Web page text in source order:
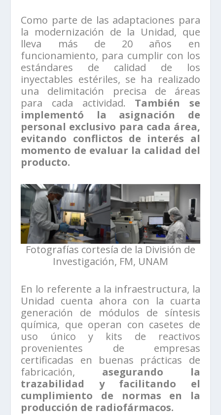
Como parte de las adaptaciones para
la modernización de la Unidad, que
lleva más de 20 años en
funcionamiento, para cumplir con los
estándares de calidad de los
inyectables estériles, se ha realizado
una delimitación precisa de áreas
para cada actividad. También se
implementó la asignación de
personal exclusivo para cada área,
evitando conflictos de interés al
momento de evaluar la calidad del
producto.
Fotografías cortesía de la División de
Investigación, FM, UNAM
En lo referente a la infraestructura, la
Unidad cuenta ahora con la cuarta
generación de módulos de síntesis
química, que operan con casetes de
uso único y kits de reactivos
provenientes de empresas
certificadas en buenas prácticas de
fabricación, asegurando la
trazabilidad y facilitando el
cumplimiento de normas en la
producción de radiofármacos.